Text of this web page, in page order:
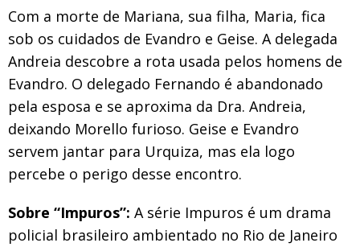
Com a morte de Mariana, sua filha, Maria, fica
sob os cuidados de Evandro e Geise. A delegada
Andreia descobre a rota usada pelos homens de
Evandro. O delegado Fernando é abandonado
pela esposa e se aproxima da Dra. Andreia,
deixando Morello furioso. Geise e Evandro
servem jantar para Urquiza, mas ela logo
percebe o perigo desse encontro.
Sobre “Impuros”: A série Impuros é um drama
policial brasileiro ambientado no Rio de Janeiro